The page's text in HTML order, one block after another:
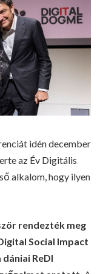
idén december
az Év Digitális
alkalom, hogy ilyen
rendezték meg
Social Impact
ReDI